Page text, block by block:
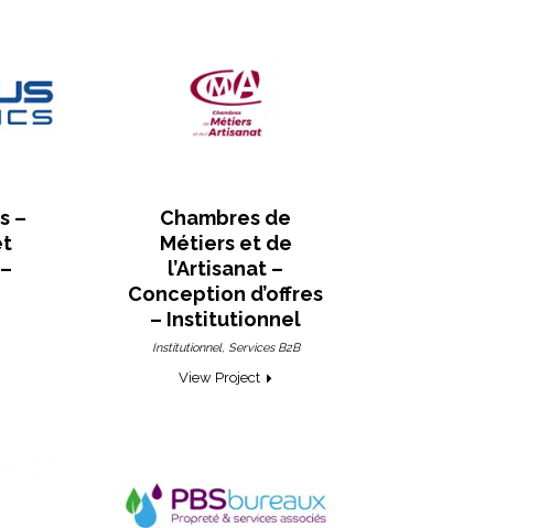
–
Chambres de
Métiers et de
l’Artisanat –
Conception d’offres
– Institutionnel
Institutionnel, Services B2B
View Project